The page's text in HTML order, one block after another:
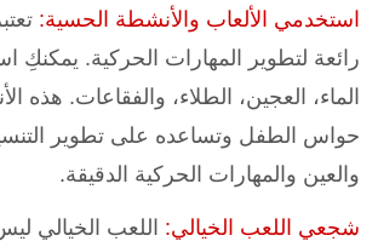
استخدمي الألعاب والأنشطة الحسية:
رائعة لتطوير المهارات الحركية. يمكنكِ
الماء، العجين، الطلاء، والفقاعات. هذه
حواس الطفل وتساعده على تطوير
والعين والمهارات الحركية الدقيقة.
شجعي اللعب الخيالي: اللعب الخيالي